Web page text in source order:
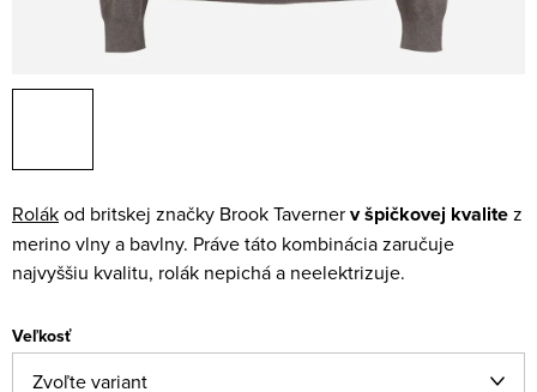
Rolákod britskej značky Brook Tavernerv špičkovej kvalitez
merino vlny a bavlny. Práve táto kombinácia zaručuje
najvyššiu kvalitu, rolák nepichá a neelektrizuje.
Veľkosť